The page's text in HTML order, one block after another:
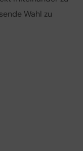
Wahl zu